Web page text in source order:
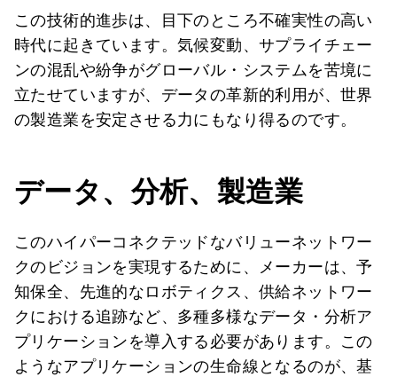
この技術的進歩は、目下のところ不確実性の高い
時代に起きています。気候変動、サプライチェー
ンの混乱や紛争がグローバル・システムを苦境に
立たせていますが、データの革新的利用が、世界
の製造業を安定させる力にもなり得るのです。
データ、分析、製造業
このハイパーコネクテッドなバリューネットワー
クのビジョンを実現するために、メーカーは、予
知保全、先進的なロボティクス、供給ネットワー
クにおける追跡など、多種多様なデータ・分析ア
プリケーションを導入する必要があります。この
ようなアプリケーションの生命線となるのが、基